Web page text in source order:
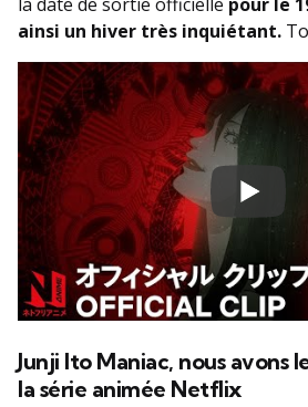
ainsi un hiver très inquiétant.
Junji Ito Maniac, nous avons
la série animée Netflix